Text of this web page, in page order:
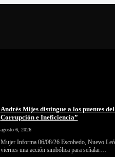
Andrés Mijes distingue a los puentes
Corrupción e Ineficiencia”
agosto 6, 2026
Mujer Informa 06/08/26 Escobedo, Nuevo
viernes una acción simbólica para señalar…